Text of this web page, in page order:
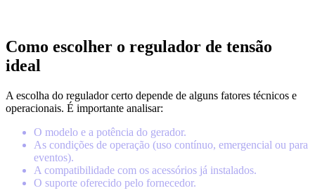
Como escolher o regulador de tensão
ideal
A escolha do regulador certo depende de alguns fatores técnicos e
operacionais. É importante analisar:
O modelo e a potência do gerador.
As condições de operação (uso contínuo, emergencial ou para
eventos).
A compatibilidade com os acessórios já instalados.
O suporte oferecido pelo fornecedor.